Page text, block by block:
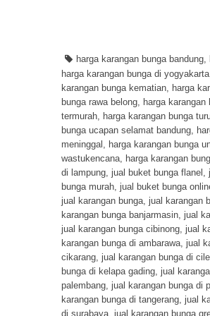
harga karangan bunga bandung,
harga karangan bunga di yogyakarta
karangan bunga kematian, harga
bunga rawa belong, harga
termurah, harga karangan bunga
bunga ucapan selamat bandung,
meninggal , harga karangan bunga
wastukencana, harga karangan
di lampung, jual buket bunga flanel ,
bunga murah, jual buket bunga
jual karangan bunga, jual karangan
karangan bunga banjarmasin, jual
jual karangan bunga cibinong, jual
karangan bunga di ambarawa, jual
cikarang, jual karangan bunga di
bunga di kelapa gading, jual
palembang, jual karangan bunga di
karangan bunga di tangerang, jual
di surabaya, jual karangan bunga